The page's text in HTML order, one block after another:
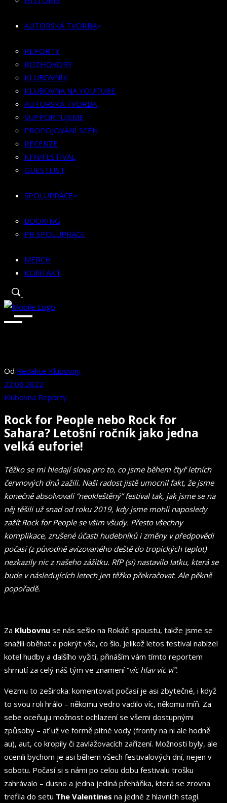
KLUBOVNA NA YOUTUBE
SUPPORTUJEME
PROPOJOVÁNÍ SCÉN
RECENZE
KFN/FESTIVAL
GUESTLIST
SPOLUPRÁCE
BOOKING
PR SPOLUPRÁCE
MERCH
AUTORSKÁ TVORBA
REPORTY
ROZHOVORY
KLUBOVNÍK
KLUBOVNA NA YOUTUBE
AUTORSKÁ TVORBA
SUPPORTUJEME
PROPOJOVÁNÍ SCÉN
RECENZE
KFN/FESTIVAL
GUESTLIST
SPOLUPRÁCE
BOOKING
PR SPOLUPRÁCE
MERCH
KONTAKT
Od Redakce Klubovny
22.06.2022
Klubovna Reporty
Rock for People nebo Rock for
Sahara? Letošní ročník jako jedna
velká euforie!
Těžko se mi hledají slova pro to, co jsme během čtyř letních
červnových dnů zažili. Naši radost jistě umocnil fakt, že jsme
konečně absolvovali “neokleštěný” festival tak, jak jsme se na
něj těšili už snad od roku 2019, kdy jsme mohli naposledy
zažít Rock for People se všim všudy. Přesto všechny
komplikace, zrušené účasti hudebníků i změny v předpovědi
počasí (z původně avizovaného deště do tropických teplot)
nezkazily nic z našeho zážitku. RfP (si) nastavilo laťku, která se
bude v následujících letech jen těžko překračovat. Ale pěkně
popořadě.
Za Klubovnu se nás sešlo na Rokáči spoustu, takže jsme se
snažili oběhat a pokrýt vše, co šlo. Jelikož letos festival nabízel
kotel hudby a dalšího vyžití, přináším vám tímto reportem
shrnutí za celý náš tým ve znamení “víc hlav víc ví”.
Vezmu to zeširoka: komentovat počasí je asi zbytečné, i když
to svou roli hrálo – někomu vedro vadilo víc, někomu míň. Za
sebe oceňuju možnost ochlazení se všemi dostupnými
způsoby – ať už ve formě pitné vody (fronty na ni ale hodně
au), aut, co kropily či zavlažovacích zařízení. Možnosti byly, ale
ocenili bychom je asi během všech festivalových dní, nejen v
sobotu. Počasí si s námi po celou dobu festivalu trošku
zahrávalo – dusno a jedna jediná přeháňka, která se zrovna
trefila do setu The Valentines na jedné z hlavních stagí.